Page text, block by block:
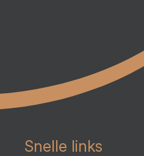
Snelle links